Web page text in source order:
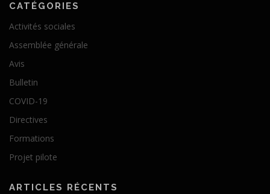
CATÉGORIES
Activités sociales
Assemblée générale
Avis
Bulletin
COVID-19
Directives
Formations
Projet pilote
ARTICLES RÉCENTS